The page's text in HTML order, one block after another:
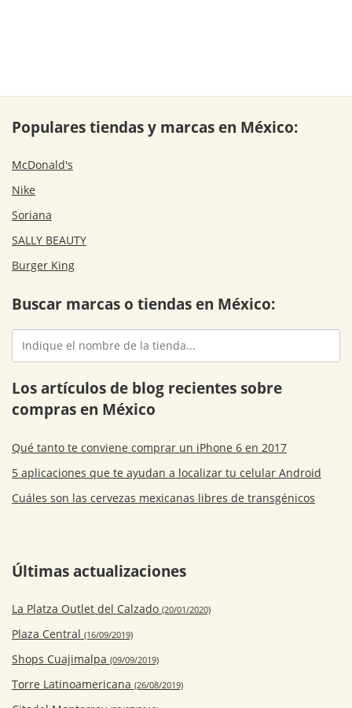
Populares tiendas y marcas en México:
McDonald's
Nike
Soriana
SALLY BEAUTY
Burger King
Buscar marcas o tiendas en México:
Los artículos de blog recientes sobre
compras en México
Qué tanto te conviene comprar un iPhone 6 en 2017
5 aplicaciones que te ayudan a localizar tu celular Android
Cuáles son las cervezas mexicanas libres de transgénicos
Últimas actualizaciones
La Platza Outlet del Calzado (20/01/2020)
Plaza Central (16/09/2019)
Shops Cuajimalpa (09/09/2019)
Torre Latinoamericana (26/08/2019)